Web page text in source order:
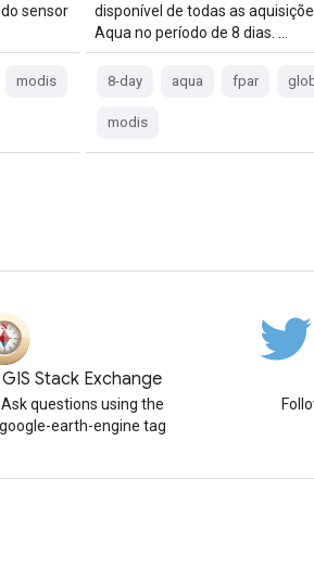
sensor
modis
disponível de todas as
Aqua no período de 8 dias. …
8-day aqua fpar
modis
GIS Stack Exchange
Ask questions using the
google-earth-engine tag